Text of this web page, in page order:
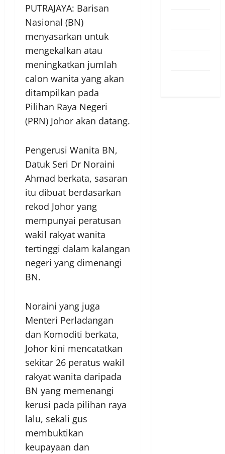
PUTRAJAYA: Barisan
Nasional (BN)
menyasarkan untuk
mengekalkan atau
meningkatkan jumlah
calon wanita yang akan
ditampilkan pada
Pilihan Raya Negeri
(PRN) Johor akan datang.
Pengerusi Wanita BN,
Datuk Seri Dr Noraini
Ahmad berkata, sasaran
itu dibuat berdasarkan
rekod Johor yang
mempunyai peratusan
wakil rakyat wanita
tertinggi dalam kalangan
negeri yang dimenangi
BN.
Noraini yang juga
Menteri Perladangan
dan Komoditi berkata,
Johor kini mencatatkan
sekitar 26 peratus wakil
rakyat wanita daripada
BN yang memenangi
kerusi pada pilihan raya
lalu, sekali gus
membuktikan
keupayaan dan